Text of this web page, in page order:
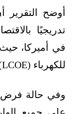
أوضح
تدريجيًا
في أميركا،
للكهرباء (LCOE) بنسبة 4% على المدى القريب.